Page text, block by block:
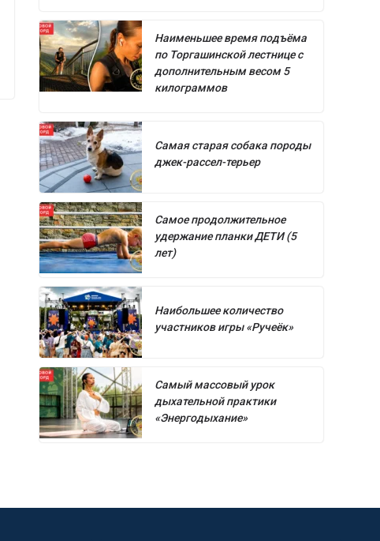
Наименьшее время подъёма
по Торгашинской лестнице с
дополнительным весом 5
килограммов
Самая старая собака породы
джек-рассел-терьер
Самое продолжительное
удержание планки ДЕТИ (5
лет)
Наибольшее количество
участников игры «Ручеёк»
Самый массовый урок
дыхательной практики
«Энергодыхание»